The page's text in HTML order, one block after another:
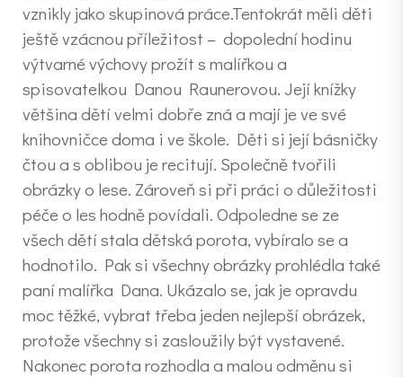
vznikly jako skupinová práce.Tentokrát měli děti
ještě vzácnou příležitost – dopolední hodinu
výtvarné výchovy prožít s malířkou a
spisovatelkou Danou Raunerovou. Její knížky
většina dětí velmi dobře zná a mají je ve své
knihovničce doma i ve škole. Děti si její básničky
čtou a s oblibou je recitují. Společně tvořili
obrázky o lese. Zároveň si při práci o důležitosti
péče o les hodně povídali. Odpoledne se ze
všech dětí stala dětská porota, vybíralo se a
hodnotilo. Pak si všechny obrázky prohlédla také
paní malířka Dana. Ukázalo se, jak je opravdu
moc těžké, vybrat třeba jeden nejlepší obrázek,
protože všechny si zasloužily být vystavené.
Nakonec porota rozhodla a malou odměnu si